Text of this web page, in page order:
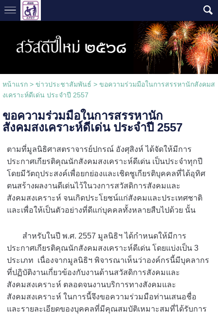
หน้าแรก> ข่าวประชาสัมพันธ์ > ขอความร่วมมือในการสรรหานักสังคมส
งเคราะห์ดีเด่น ประจำปี 2557
ขอความร่วมมือในการสรรหานัก
สังคมสงเคราะห์ดีเด่น ประจำปี 2557
ตามที่มูลนิธิศาสตราจารย์ปกรณ์ อังศุสิงห์ ได้จัดให้มีการ
ประกาศเกียรติคุณนักสังคมสงเคราะห์ดีเด่น เป็นประจำทุกปี
โดยมีวัตถุประสงค์เพื่อยกย่องและเชิดชูเกียรติบุคคลที่ได้อุทิศ
ตนสร้างผลงานดีเด่นไว้ในวงการสวัสดิการสังคมและ
สังคมสงเคราะห์ จนเกิดประโยชน์แก่สังคมและประเทศชาติ
และเพื่อให้เป็นตัวอย่างที่ดีแก่บุคคลทั้งหลายสืบไปด้วย นั้น
สำหรับในปี พ.ศ. 2557 มูลนิธิฯ ได้กำหนดให้มีการ
ประกาศเกียรติคุณนักสังคมสงเคราะห์ดีเด่น โดยแบ่งเป็น 3
ประเภท เนื่องจากมูลนิธิฯ พิจารณาเห็นว่าองค์กรนี้มีบุคลากร
ที่ปฏิบัติงานเกี่ยวข้องกับงานด้านสวัสดิการสังคมและ
สังคมสงเคราะห์ ตลอดจนงานบริการทางสังคมและ
สังคมสงเคราะห์ ในการนี้จึงขอความร่วมมือท่านเสนอชื่อ
และรายละเอียดของบุคคลที่มีคุณสมบัติเหมาะสมที่ได้รับการ